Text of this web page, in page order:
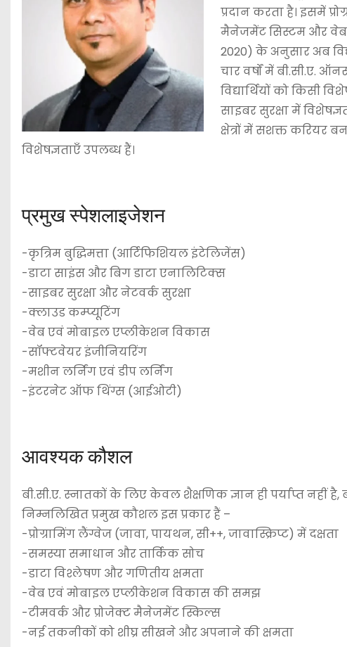
प्रदान करता है। इसमें
मैनेजमेंट सिस्टम और वेब
2020) के अनुसार अब
चार वर्षों में बी.सी.ए.
विद्यार्थियों को किसी
साइबर सुरक्षा में
क्षेत्रों में सशक्त करियर
विशेषज्ञताएँ उपलब्ध हैं।
प्रमुख स्पेशलाइजेशन
-कृत्रिम बुद्धिमत्ता (आर्टिफिशियल इंटेलिजेंस)
-डाटा साइंस और बिग डाटा एनालिटिक्स
-साइबर सुरक्षा और नेटवर्क सुरक्षा
-क्लाउड कम्प्यूटिंग
-वेब एवं मोबाइल एप्लीकेशन विकास
-सॉफ्टवेयर इंजीनियरिंग
-मशीन लर्निंग एवं डीप लर्निंग
-इंटरनेट ऑफ थिंग्स (आईओटी)
आवश्यक कौशल
बी.सी.ए. स्नातकों के लिए केवल शैक्षणिक ज्ञान ही पर्याप्त
निम्नलिखित प्रमुख कौशल इस प्रकार हैं –
-प्रोग्रामिंग लैंग्वेज (जावा, पायथन, सी++, जावास्क्रिप्ट) में दक्षता
-समस्या समाधान और तार्किक सोच
-डाटा विश्लेषण और गणितीय क्षमता
-वेब एवं मोबाइल एप्लीकेशन विकास की समझ
-टीमवर्क और प्रोजेक्ट मैनेजमेंट स्किल्स
-नई तकनीकों को शीघ्र सीखने और अपनाने की क्षमता